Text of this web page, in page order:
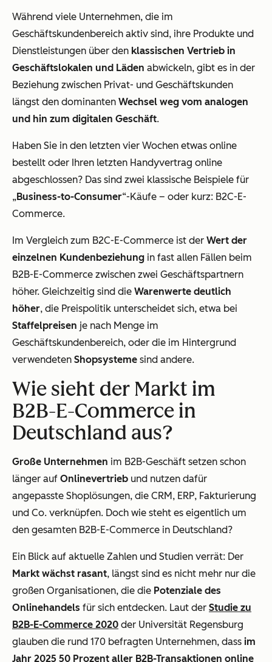
Während viele Unternehmen, die im
Geschäftskundenbereich aktiv sind, ihre Produkte und
Dienstleistungen über den klassischen Vertrieb in
Geschäftslokalen und Läden abwickeln, gibt es in der
Beziehung zwischen Privat- und Geschäftskunden
längst den dominanten Wechsel weg vom analogen
und hin zum digitalen Geschäft.
Haben Sie in den letzten vier Wochen etwas online
bestellt oder Ihren letzten Handyvertrag online
abgeschlossen? Das sind zwei klassische Beispiele für
„Business-to-Consumer“-Käufe – oder kurz: B2C-E-
Commerce.
Im Vergleich zum B2C-E-Commerce ist der Wert der
einzelnen Kundenbeziehung in fast allen Fällen beim
B2B-E-Commerce zwischen zwei Geschäftspartnern
höher. Gleichzeitig sind die Warenwerte deutlich
höher, die Preispolitik unterscheidet sich, etwa bei
Staffelpreisen je nach Menge im
Geschäftskundenbereich, oder die im Hintergrund
verwendeten Shopsysteme sind andere.
Wie sieht der Markt im
B2B-E-Commerce in
Deutschland aus?
Große Unternehmen im B2B-Geschäft setzen schon
länger auf Onlinevertrieb und nutzen dafür
angepasste Shoplösungen, die CRM, ERP, Fakturierung
und Co. verknüpfen. Doch wie steht es eigentlich um
den gesamten B2B-E-Commerce in Deutschland?
Ein Blick auf aktuelle Zahlen und Studien verrät: Der
Markt wächst rasant, längst sind es nicht mehr nur die
großen Organisationen, die die Potenziale des
Onlinehandels für sich entdecken. Laut der Studie zu
B2B-E-Commerce 2020 der Universität Regensburg
glauben die rund 170 befragten Unternehmen, dass im
Jahr 2025 50 Prozent aller B2B-Transaktionen online